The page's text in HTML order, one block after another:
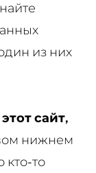
из них
сайт,
нижнем
кто-то